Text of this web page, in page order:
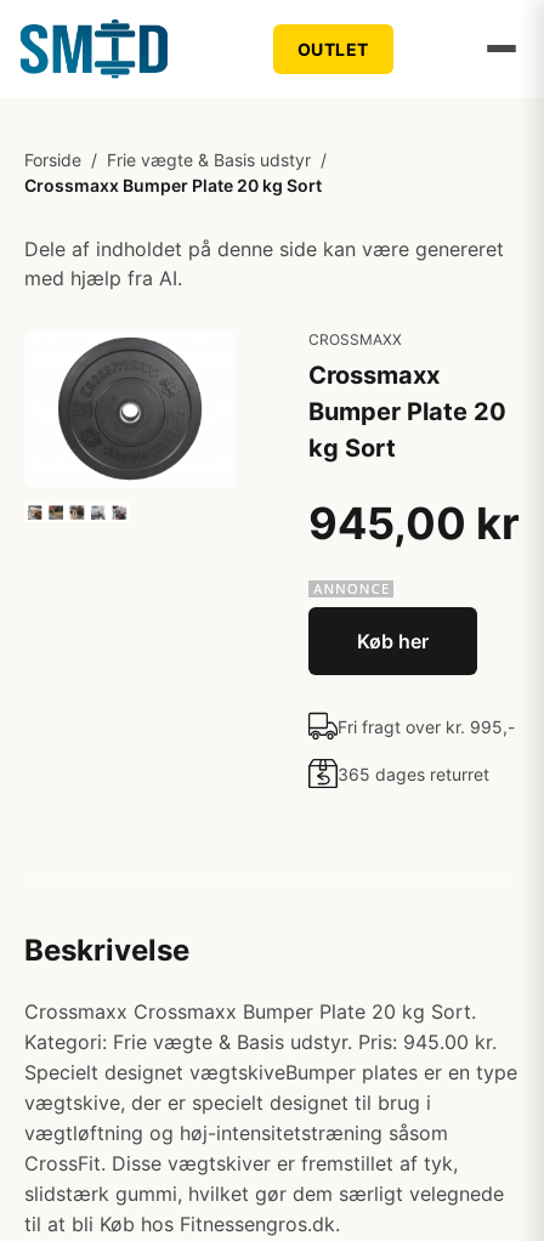
OUTLET
Forside / Frie vægte & Basis udstyr /
Crossmaxx Bumper Plate 20 kg Sort
Dele af indholdet på denne side kan være genereret
med hjælp fra AI.
CROSSMAXX
Crossmaxx
Bumper Plate 20
kg Sort
945,00 kr
Køb her
Fri fragt over kr. 995,-
365 dages returret
Beskrivelse
Crossmaxx Crossmaxx Bumper Plate 20 kg Sort.
Kategori: Frie vægte & Basis udstyr. Pris: 945.00 kr.
Specielt designet vægtskiveBumper plates er en type
vægtskive, der er specielt designet til brug i
vægtløftning og høj-intensitetstræning såsom
CrossFit. Disse vægtskiver er fremstillet af tyk,
slidstærk gummi, hvilket gør dem særligt velegnede
til at bli Køb hos Fitnessengros.dk.